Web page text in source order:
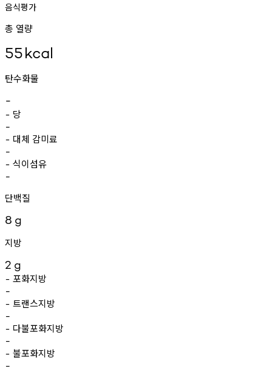
음식평가
총 열량
55kcal
탄수화물
-
- 당
-
- 대체 감미료
-
- 식이섬유
-
단백질
8 g
지방
2 g
- 포화지방
-
- 트랜스지방
-
- 다불포화지방
-
- 불포화지방
-